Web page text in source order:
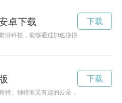
卓下载
沿科技，能够通过加速碰撞物质，产生高
下载
特、独特而又有趣的云朵，它如同一头奇
下载